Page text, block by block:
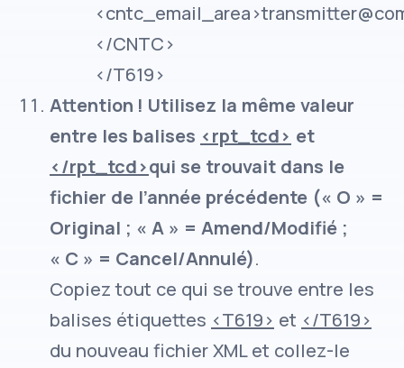
</CNTC>
</T619>
Attention ! Utilisez la même valeur
entre les balises <rpt_tcd> et
</rpt_tcd>qui se trouvait dans le
fichier de l’année précédente (« O » =
Original ; « A » = Amend/Modifié ;
« C » = Cancel/Annulé).
Copiez tout ce qui se trouve entre les
balises étiquettes <T619> et </T619>
du nouveau fichier XML et collez-le